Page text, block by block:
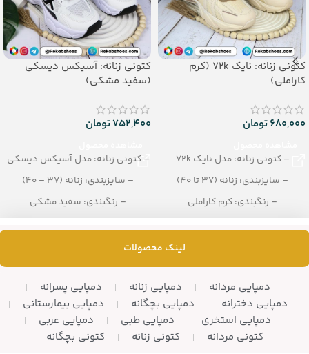
کتونی زنانه: نایک 72k (کرم
کاراملی)
680,000تومان
– کتونی زنانه: مدل نایک 72k
– سایزبندی: زنانه (37 تا 40)
– رنگبندی: کرم کاراملی
– تعداد در کارتن: 8 زوج
کتونی زنانه: آسیکس دیسکی
(سفید مشکی)
752,400تومان
– کتونی زنانه: مدل آسیکس دیسکی
– سایزبندی: زنانه (37 – 40)
– رنگبندی: سفید مشکی
لینک محصولات
دمپایی مردانه دمپایی زنانه
دمپایی پسرانه
دمپایی دخترانه
دمپایی بچگانه
دمپایی بیمارستانی
دمپایی استخری
دمپایی طبی
دمپایی عربی
کتونی مردانه
کتونی زنانه کتونی بچگانه